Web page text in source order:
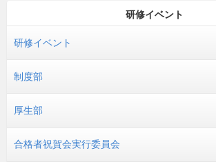
研修イベント
研修イベント
制度部
厚生部
合格者祝賀会実行委員会